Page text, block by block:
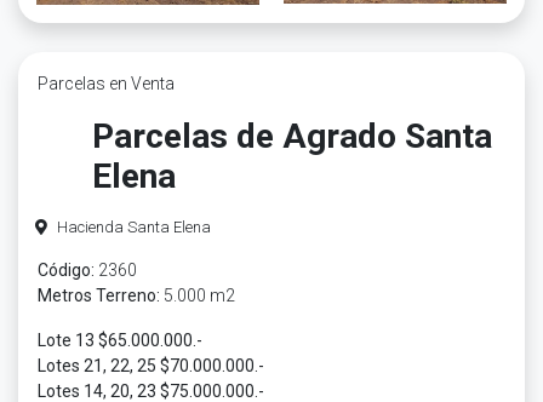
Parcelas en Venta
Parcelas de Agrado Santa
Elena
Hacienda Santa Elena
Código: 2360
Metros Terreno: 5.000 m2
Lote 13 $65.000.000.-
Lotes 21, 22, 25 $70.000.000.-
Lotes 14, 20, 23 $75.000.000.-